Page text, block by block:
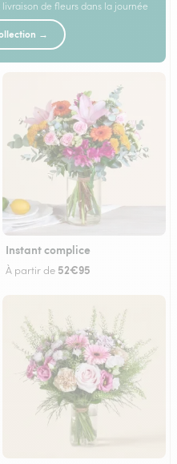
de fleurs dans la journée
→
Instant complice
À partir de 52€95